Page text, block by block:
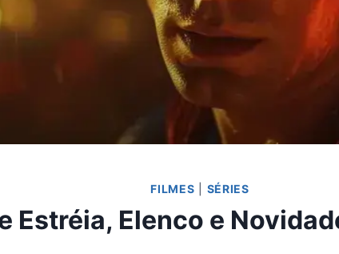
FILMES SÉRIES
Estréia, Elenco e